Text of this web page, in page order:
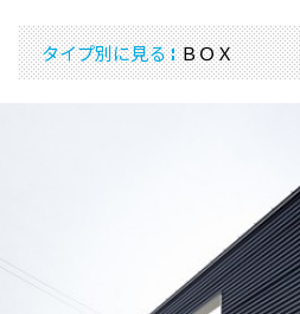
タイプ別に見る ＢＯＸ